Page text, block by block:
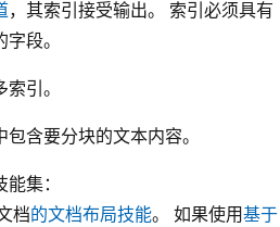
，其索引接受输出。 索引必须具有
段。
引。
包含要分块的文本内容。
集：
档的文档布局技能。 如果使用基于